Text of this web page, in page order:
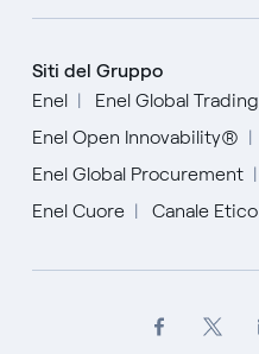
Siti del Gruppo
Enel
Enel Global Trading
Enel Open Innovability®
Enel Global Procurement
Enel Cuore
Canale Etico